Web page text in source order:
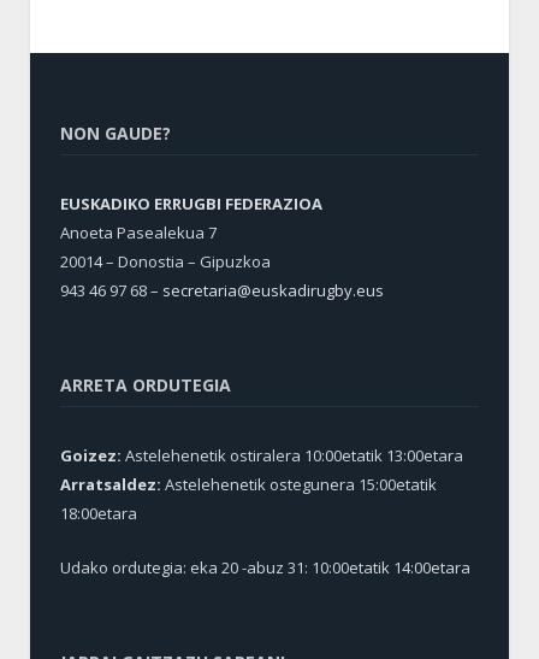
NON GAUDE?
EUSKADIKO ERRUGBI FEDERAZIOA
Anoeta Pasealekua 7
20014 – Donostia – Gipuzkoa
943 46 97 68 – secretaria@euskadirugby.eus
ARRETA ORDUTEGIA
Goizez: Astelehenetik ostiralera 10:00etatik 13:00etara
Arratsaldez: Astelehenetik ostegunera 15:00etatik
18:00etara
Udako ordutegia: eka 20 -abuz 31: 10:00etatik 14:00etara